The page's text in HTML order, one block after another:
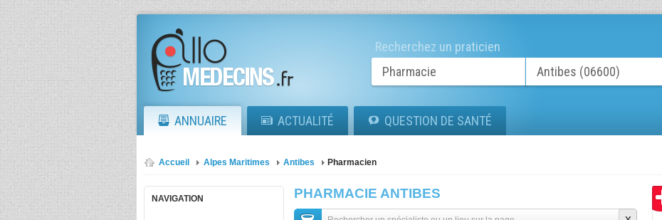
Recherchez un praticien
ANNUAIRE ACTUALITÉ QUESTION DE SANTÉ
Accueil Alpes Maritimes Antibes Pharmacien
NAVIGATION PHARMACIE ANTIBES